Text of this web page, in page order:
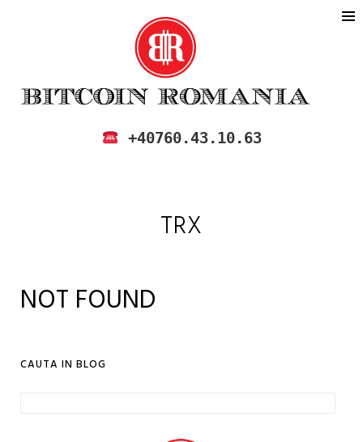
BITCOIN ROMANIA
CUMPARA SI VINDE BITCOIN IN
+40760.43.10.63
TRX
NOT FOUND
CAUTA IN BLOG